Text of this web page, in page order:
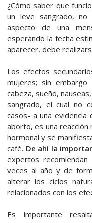
¿Cómo saber que
un leve sangrado, no
aspecto de una
esperando la fecha
aparecer, debe
Los efectos
mujeres; sin
cabeza, sueño,
sangrado, el cual no
casos- a una evidencia
aborto, es una reacción
hormonal y se
café. De ahí la
expertos
veces al año y de
alterar los ciclos
relacionados con los
Es importante